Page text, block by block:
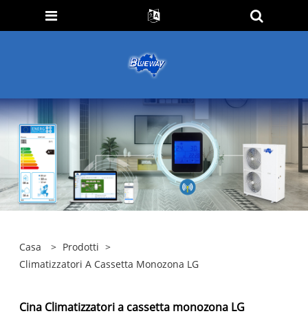
Casa > Prodotti >
Climatizzatori A Cassetta Monozona LG
Cina Climatizzatori a cassetta monozona LG